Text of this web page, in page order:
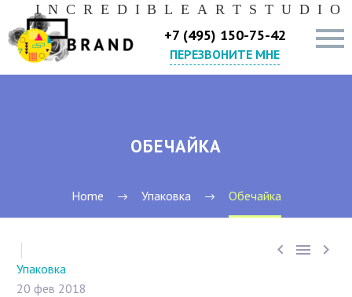
I N C R E D I B L E A R T S T U D I O
+7 (495) 150-75-42
ПЕРЕЗВОНИТЕ МНЕ
ОБЕЧАЙКА
Home Упаковка Обечайка
  
Упаковка
20 фев 2018